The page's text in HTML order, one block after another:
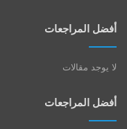
أفضل المراجعات
لا يوجد مقالات
أفضل المراجعات